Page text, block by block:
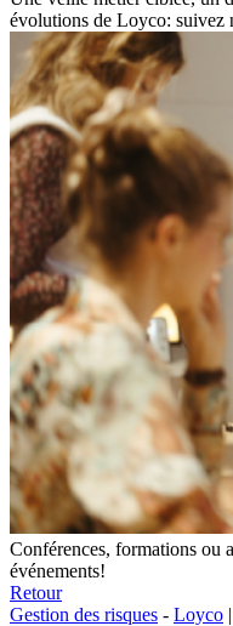
évolutions de Loyco: suivez
Conférences, formations ou
événements!
Retour
Gestion des risques - Loyco |